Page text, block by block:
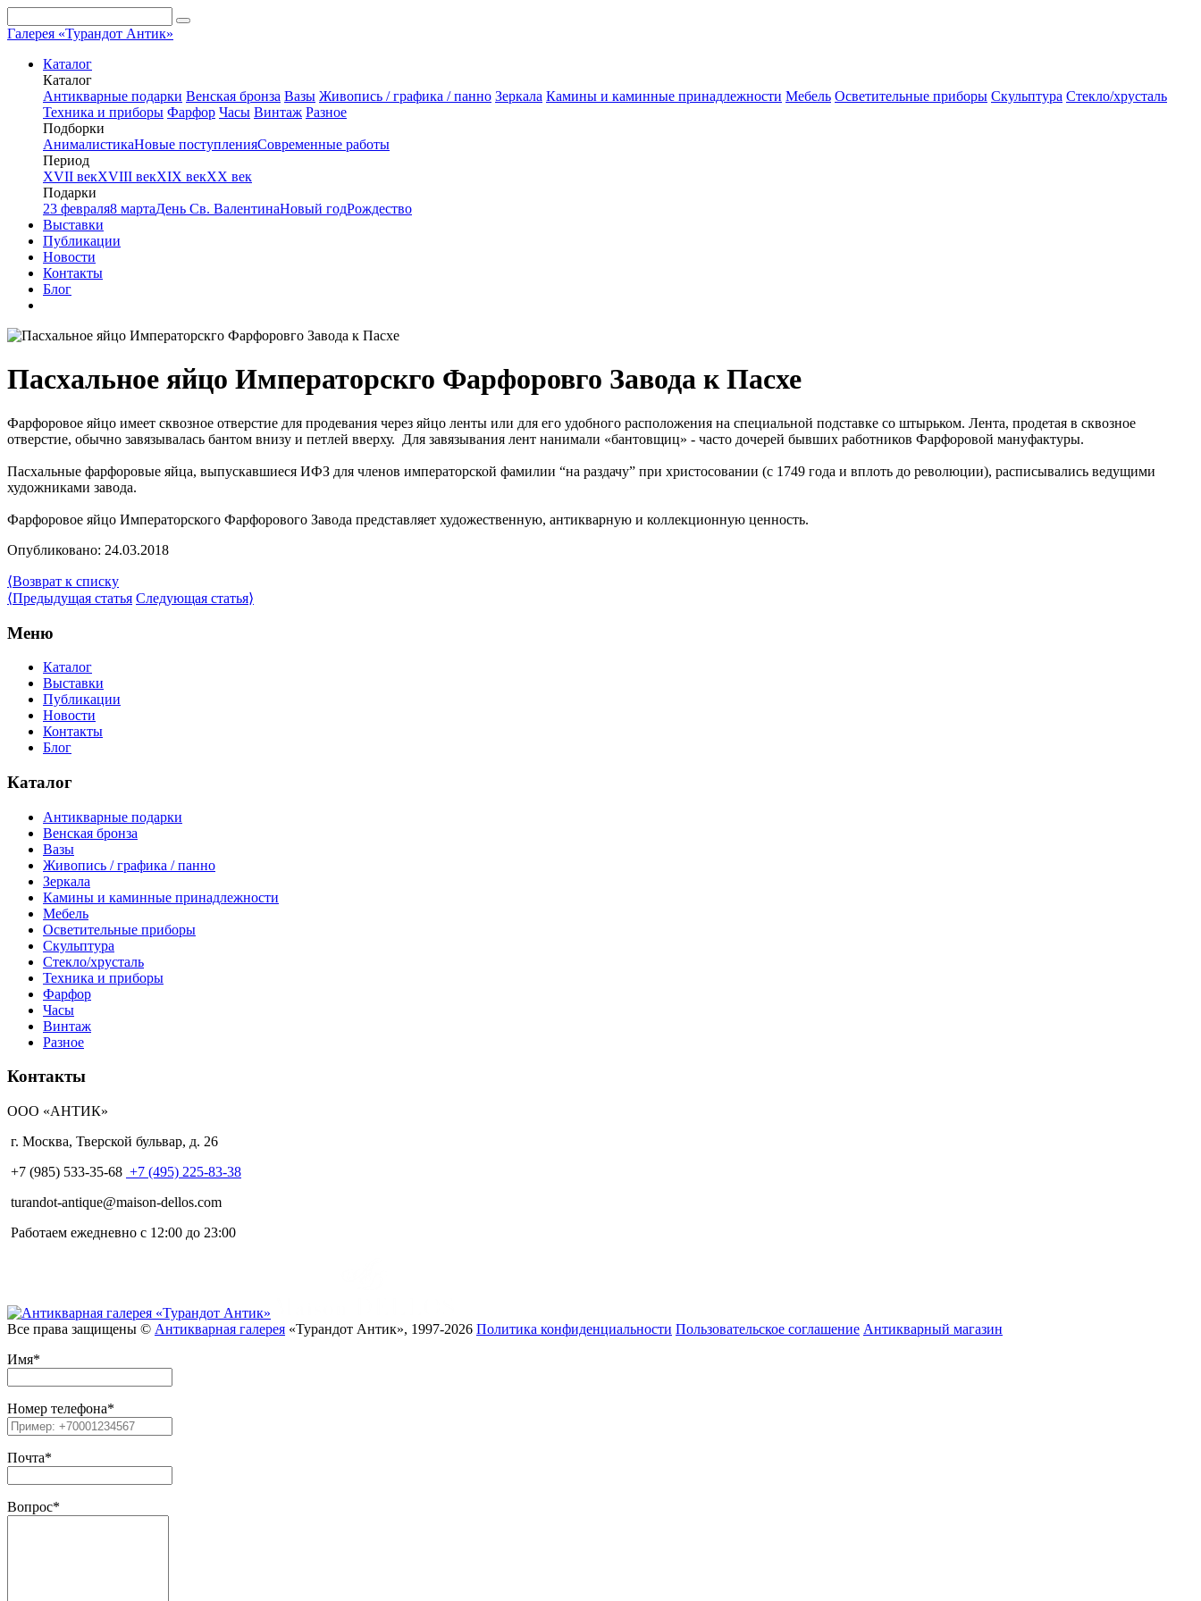
Галерея «Турандот Антик»
Каталог
Каталог
Антикварные подарки Венская бронза Вазы Живопись / графика / панно Зеркала Камины и каминные принадлежности Мебель Осветительные приборы Скульптура Стекло/хрусталь
Техника и приборы Фарфор Часы Винтаж Разное
Подборки
АнималистикаНовые поступленияСовременные работы
Период
XVII векXVIII векXIX векXX век
Подарки
23 февраля8 мартаДень Св. ВалентинаНовый годРождество
Выставки
Публикации
Новости
Контакты
Блог
Пасхальное яйцо Императорскго Фарфоровго Завода к Пасхе
Фарфоровое яйцо имеет сквозное отверстие для продевания через яйцо ленты или для его удобного расположения на специальной подставке со штырьком. Лента, продетая в сквозное
отверстие, обычно завязывалась бантом внизу и петлей вверху. Для завязывания лент нанимали «бантовщиц» - часто дочерей бывших работников Фарфоровой мануфактуры.
Пасхальные фарфоровые яйца, выпускавшиеся ИФЗ для членов императорской фамилии “на раздачу” при христосовании (с 1749 года и вплоть до революции), расписывались ведущими
художниками завода.
Фарфоровое яйцо Императорского Фарфорового Завода представляет художественную, антикварную и коллекционную ценность.
Опубликовано: 24.03.2018
⟨Возврат к списку
⟨Предыдущая статья Следующая статья⟩
Меню
Каталог
Выставки
Публикации
Новости
Контакты
Блог
Каталог
Антикварные подарки
Венская бронза
Вазы
Живопись / графика / панно
Зеркала
Камины и каминные принадлежности
Мебель
Осветительные приборы
Скульптура
Стекло/хрусталь
Техника и приборы
Фарфор
Часы
Винтаж
Разное
Контакты
ООО «АНТИК»
г. Москва, Тверской бульвар, д. 26
+7 (985) 533-35-68 +7 (495) 225-83-38
turandot-antique@maison-dellos.com
Работаем ежедневно с 12:00 до 23:00
Все права защищены © Антикварная галерея «Турандот Антик», 1997-2026 Политика конфиденциальности Пользовательское соглашение Антикварный магазин
Имя*
Номер телефона*
Почта*
Вопрос*